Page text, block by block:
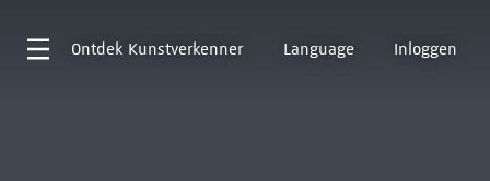
Ontdek Kunstverkenner Language Inloggen